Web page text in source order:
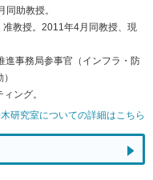
助教授。
教授。2011年4月同教授、現
進事務局参事官（インフラ・防
ング。
研究室についての詳細はこちら